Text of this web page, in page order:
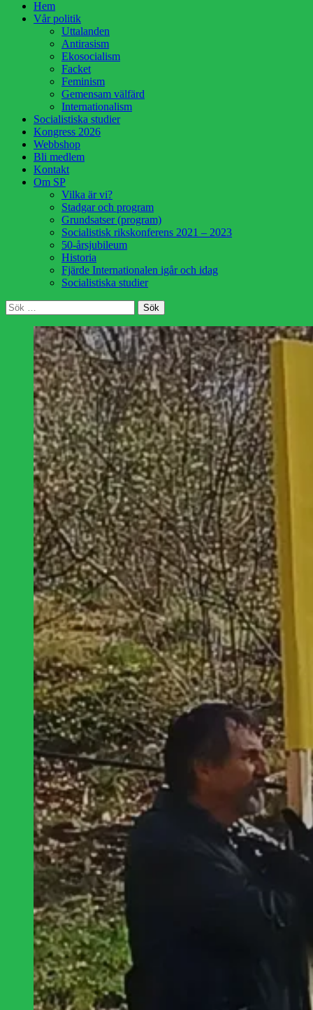
HoppaHem
Vår politik
Uttalanden
Antirasism
Ekosocialism
Facket
Feminism
Gemensam välfärd
Internationalism
Socialistiska studier
Kongress 2026
Webbshop
Bli medlem
Kontakt
Om SP
Vilka är vi?
Stadgar och program
Grundsatser (program)
Socialistisk rikskonferens 2021 – 2023
50-årsjubileum
Historia
Fjärde Internationalen igår och idag
Socialistiska studier
Sök
Sök
efter: